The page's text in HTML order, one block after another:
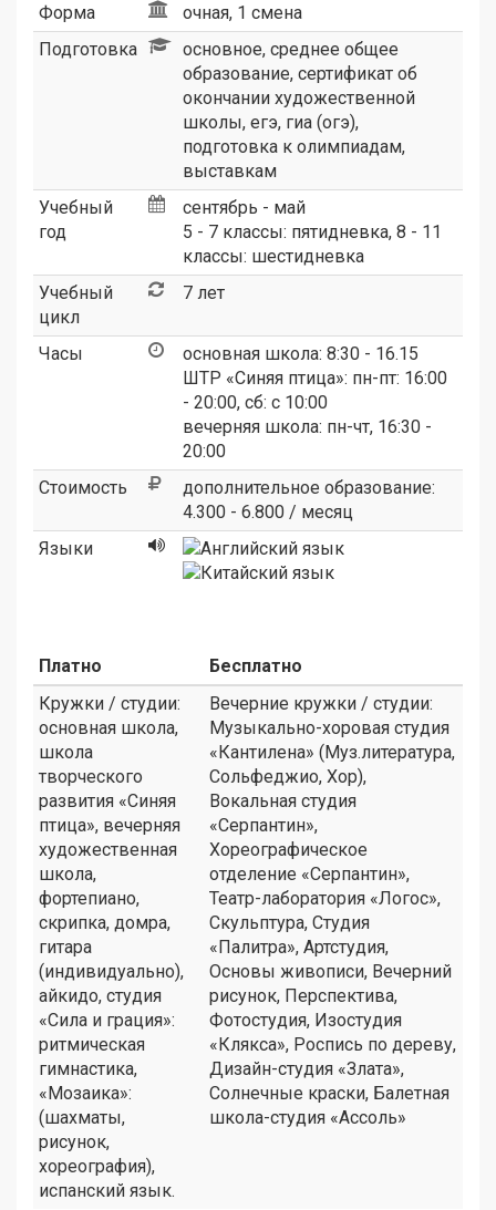
Форма
очная, 1 смена
Подготовка
основное, среднее общее
образование, сертификат об
окончании художественной
школы, егэ, гиа (огэ),
подготовка к олимпиадам,
выставкам
Учебный
год
сентябрь - май
5 - 7 классы: пятидневка, 8 - 11
классы: шестидневка
Учебный
цикл
7 лет
Часы
основная школа: 8:30 - 16.15
ШТР «Синяя птица»: пн-пт: 16:00
- 20:00, сб: с 10:00
вечерняя школа: пн-чт, 16:30 -
20:00
Стоимость
дополнительное образование:
4.300 - 6.800 / месяц
Языки
Платно
Бесплатно
Кружки / студии:
основная школа,
школа
творческого
развития «Синяя
птица», вечерняя
художественная
школа,
фортепиано,
скрипка, домра,
гитара
(индивидуально),
айкидо, студия
«Сила и грация»:
ритмическая
гимнастика,
«Мозаика»:
(шахматы,
рисунок,
хореография),
испанский язык.
Вечерние кружки / студии:
Музыкально-хоровая студия
«Кантилена» (Муз.литература,
Сольфеджио, Хор),
Вокальная студия
«Серпантин»,
Хореографическое
отделение «Серпантин»,
Театр-лаборатория «Логос»,
Скульптура, Студия
«Палитра», Артстудия,
Основы живописи, Вечерний
рисунок, Перспектива,
Фотостудия, Изостудия
«Клякса», Роспись по дереву,
Дизайн-студия «Злата»,
Солнечные краски, Балетная
школа-студия «Ассоль»